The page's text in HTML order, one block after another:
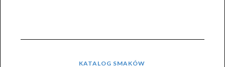
KATALOG SMAKÓW